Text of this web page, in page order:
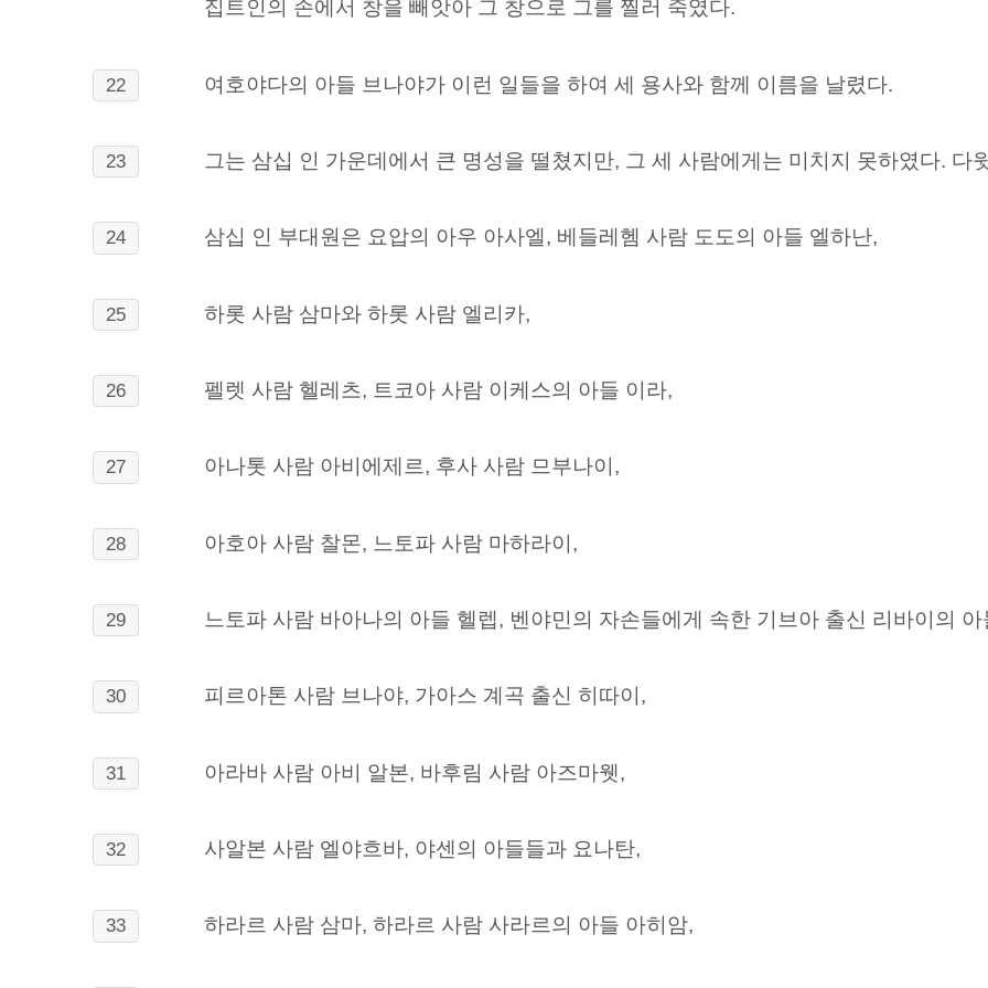
집트인의 손에서 창을 빼앗아 그 창으로 그를 찔러 죽였다.
22 여호야다의 아들 브나야가 이런 일들을 하여 세 용사와 함께 이름을 날렸다.
23 그는 삼십 인 가운데에서 큰 명성을 떨쳤지만, 그 세 사람에게는 미치지 못하였다. 다
24 삼십 인 부대원은 요압의 아우 아사엘, 베들레헴 사람 도도의 아들 엘하난,
25 하롯 사람 삼마와 하롯 사람 엘리카,
26 펠렛 사람 헬레츠, 트코아 사람 이케스의 아들 이라,
27 아나톳 사람 아비에제르, 후사 사람 므부나이,
28 아호아 사람 찰몬, 느토파 사람 마하라이,
29 느토파 사람 바아나의 아들 헬렙, 벤야민의 자손들에게 속한 기브아 출신 리바이의 아
30 피르아톤 사람 브나야, 가아스 계곡 출신 히따이,
31 아라바 사람 아비 알본, 바후림 사람 아즈마웻,
32 사알본 사람 엘야흐바, 야센의 아들들과 요나탄,
33 하라르 사람 삼마, 하라르 사람 사라르의 아들 아히암,